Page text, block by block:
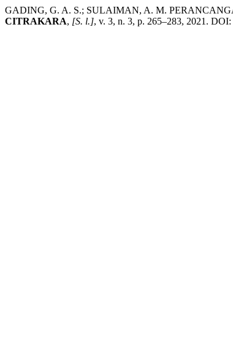
GADING, G. A. S.; SULAIMAN, A. M.
CITRAKARA, [S. l.], v. 3, n. 3, p. 265–283, 2021.